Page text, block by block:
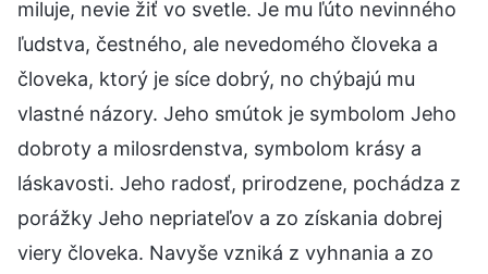
miluje, nevie žiť vo svetle. Je mu ľúto nevinného
ľudstva, čestného, ale nevedomého človeka a
človeka, ktorý je síce dobrý, no chýbajú mu
vlastné názory. Jeho smútok je symbolom Jeho
dobroty a milosrdenstva, symbolom krásy a
láskavosti. Jeho radosť, prirodzene, pochádza z
porážky Jeho nepriateľov a zo získania dobrej
viery človeka. Navyše vzniká z vyhnania a zo